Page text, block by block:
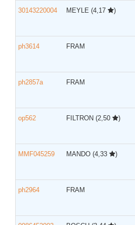
30143220004 MEYLE (4,17 )
ph3614 FRAM
ph2857a FRAM
op562 FILTRON (2,50 )
MMF045259 MANDO (4,33 )
ph2964 FRAM